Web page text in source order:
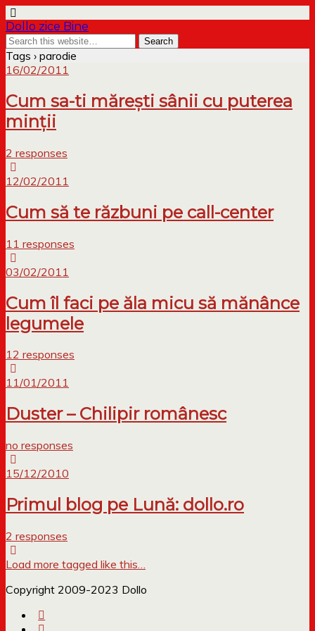
Dollo zice Bine
Tags › parodie
16/02/2011
Cum sa-ti mărești sânii cu puterea
minții
2 responses
12/02/2011
Cum să te răzbuni pe call-center
11 responses
03/02/2011
Cum îl faci pe ăla micu să mănânce
legumele
12 responses
11/01/2011
Duster – Chilipir românesc
no responses
15/12/2010
Primul blog pe Lună: dollo.ro
2 responses
Load more tagged like this…
Copyright 2009-2023 Dollo